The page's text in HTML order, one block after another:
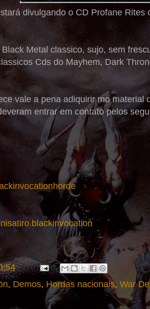
divulgando o CD Profane
Metal classico, sujo, sem
Cds do Mayhem, Dark
vale a pena adiquirir mo material
entrar em contato pelos
, Demos, Hordas nacionais, War